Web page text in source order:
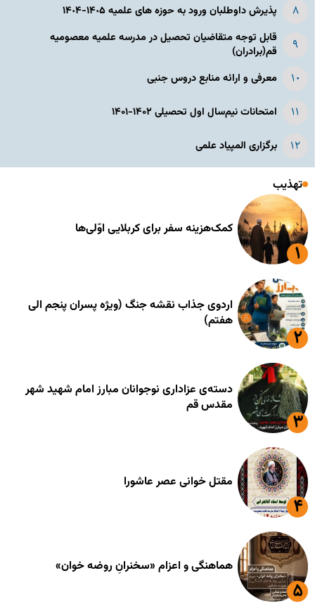
پذیرش داوطلبان ورود به حوزه های علمیه ١۴٠۵-١۴٠۴
قابل توجه متقاضیان تحصیل در مدرسه علمیه معصومیه
قم(برادران)
معرفی و ارائه منابع دروس جنبی
امتحانات نیم‌سال اول تحصیلی ۱۴۰۲-۱۴۰۱
برگزاری المپیاد علمی
تهذیب
کمک‌هزینه سفر برای کربلایی اوّلی‌ها
اردوی جذاب نقشه جنگ (ویژه پسران پنجم الی
هفتم)
دسته‌ی عزاداری نوجوانان مبارز امام شهید شهر
مقدس قم
مقتل خوانی عصر عاشورا
هماهنگی و اعزام «سخنرانِ روضه خوان»